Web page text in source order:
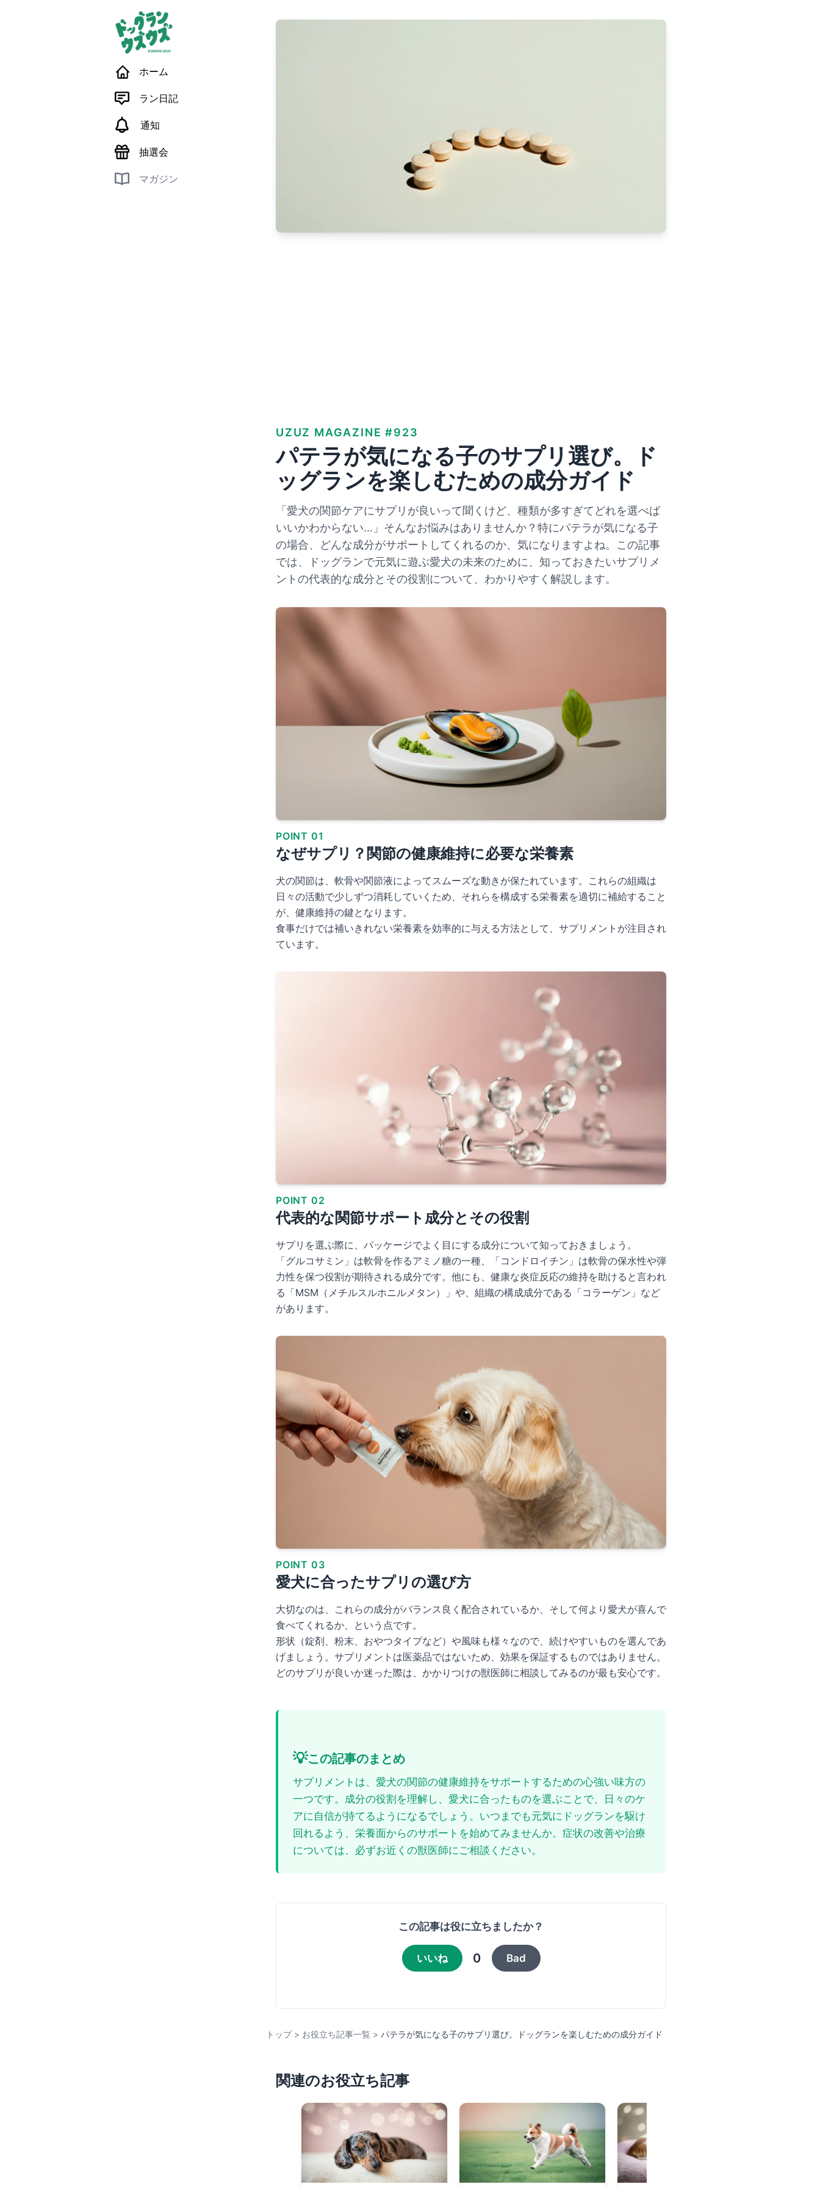
ホーム
ラン日記
通知
抽選会
マガジン
UZUZ MAGAZINE #923
パテラが気になる子のサプリ選び。ド
ッグランを楽しむための成分ガイド
「愛犬の関節ケアにサプリが良いって聞くけど、種類が多すぎてどれを選べば
いいかわからない…」そんなお悩みはありませんか？特にパテラが気になる子
の場合、どんな成分がサポートしてくれるのか、気になりますよね。この記事
では、ドッグランで元気に遊ぶ愛犬の未来のために、知っておきたいサプリメ
ントの代表的な成分とその役割について、わかりやすく解説します。
POINT 01
なぜサプリ？関節の健康維持に必要な栄養素
犬の関節は、軟骨や関節液によってスムーズな動きが保たれています。これらの組織は
日々の活動で少しずつ消耗していくため、それらを構成する栄養素を適切に補給すること
が、健康維持の鍵となります。
食事だけでは補いきれない栄養素を効率的に与える方法として、サプリメントが注目され
ています。
POINT 02
代表的な関節サポート成分とその役割
サプリを選ぶ際に、パッケージでよく目にする成分について知っておきましょう。
「グルコサミン」は軟骨を作るアミノ糖の一種、「コンドロイチン」は軟骨の保水性や弾
力性を保つ役割が期待される成分です。他にも、健康な炎症反応の維持を助けると言われ
る「MSM（メチルスルホニルメタン）」や、組織の構成成分である「コラーゲン」など
があります。
POINT 03
愛犬に合ったサプリの選び方
大切なのは、これらの成分がバランス良く配合されているか、そして何より愛犬が喜んで
食べてくれるか、という点です。
形状（錠剤、粉末、おやつタイプなど）や風味も様々なので、続けやすいものを選んであ
げましょう。サプリメントは医薬品ではないため、効果を保証するものではありません。
どのサプリが良いか迷った際は、かかりつけの獣医師に相談してみるのが最も安心です。
💡この記事のまとめ
サプリメントは、愛犬の関節の健康維持をサポートするための心強い味方の
一つです。成分の役割を理解し、愛犬に合ったものを選ぶことで、日々のケ
アに自信が持てるようになるでしょう。いつまでも元気にドッグランを駆け
回れるよう、栄養面からのサポートを始めてみませんか。症状の改善や治療
については、必ずお近くの獣医師にご相談ください。
この記事は役に立ちましたか？
いいね 0 Bad
トップ > お役立ち記事一覧 > パテラが気になる子のサプリ選び。ドッグランを楽しむための成分ガイド
関連のお役立ち記事